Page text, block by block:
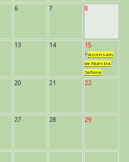
6 7 8
13 14 15
* Ascensión
de Nuestra
Señora
20 21 22
27 28 29